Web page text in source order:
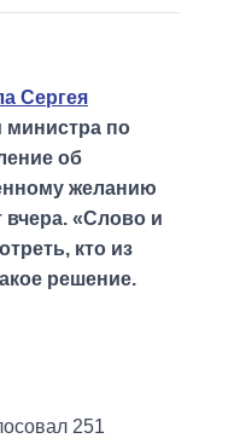
Сергея
министра по
об
желанию
вчера. «Слово и
кто из
решение.
251